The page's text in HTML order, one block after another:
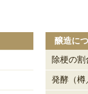
醸造に
除梗の割
発酵（樽